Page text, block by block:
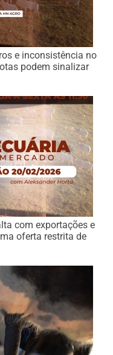
e inconsistência no
podem sinalizar
com exportações e
oferta restrita de